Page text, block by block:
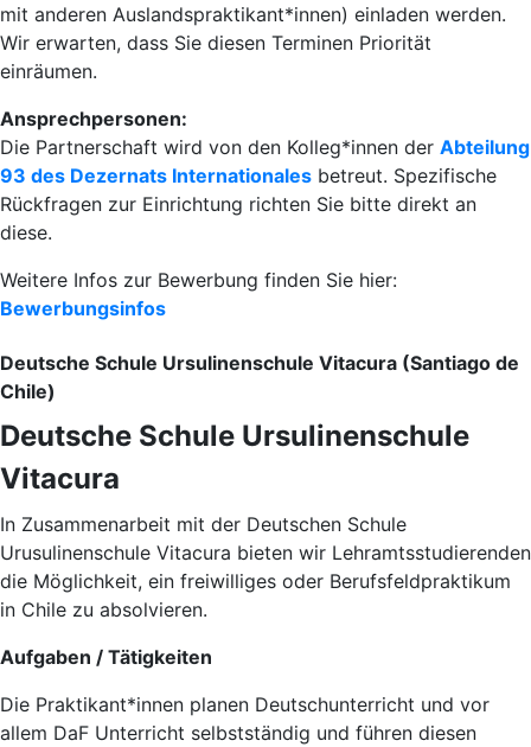
mit anderen Auslandspraktikant*innen) einladen werden.
Wir erwarten, dass Sie diesen Terminen Priorität
einräumen.
Ansprechpersonen:
Die Partnerschaft wird von den Kolleg*innen der Abteilung
93 des Dezernats Internationales betreut. Spezifische
Rückfragen zur Einrichtung richten Sie bitte direkt an
diese.
Weitere Infos zur Bewerbung finden Sie hier:
Bewerbungsinfos
Deutsche Schule Ursulinenschule Vitacura (Santiago de
Chile)
Deutsche Schule Ursulinenschule
Vitacura
In Zusammenarbeit mit der Deutschen Schule
Urusulinenschule Vitacura bieten wir Lehramtsstudierenden
die Möglichkeit, ein freiwilliges oder Berufsfeldpraktikum
in Chile zu absolvieren.
Aufgaben / Tätigkeiten
Die Praktikant*innen planen Deutschunterricht und vor
allem DaF Unterricht selbstständig und führen diesen